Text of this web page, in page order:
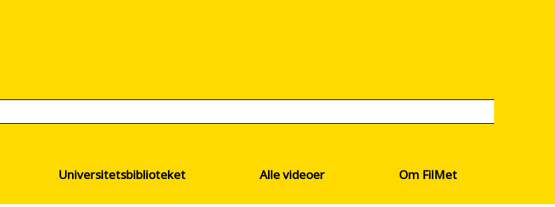
Universitetsbiblioteket Alle videoer Om FilMet